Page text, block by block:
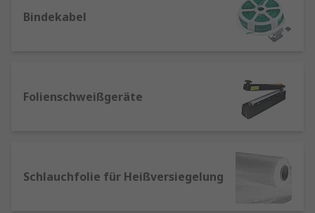
Versand- und Verpackungsprodukte im
und Organisieren von Kabeln, Leitungen
oder kleinen Paketen – in verschiedenen
luftdichten Verschließen von Beuteln und
Bindekabel
Folienschweißgeräte
Schlauchfolie für Heißversiegelung